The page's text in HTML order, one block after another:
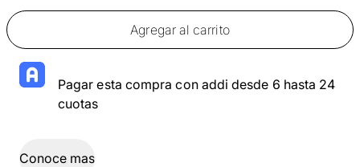
Agregar al carrito
Pagar esta compra con addi desde 6 hasta 24
cuotas
Conoce mas